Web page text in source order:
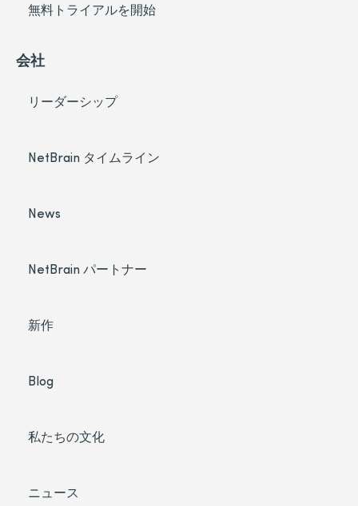
無料トライアルを開始
会社
リーダーシップ
NetBrain タイムライン
News
NetBrain パートナー
新作
Blog
私たちの文化
ニュース